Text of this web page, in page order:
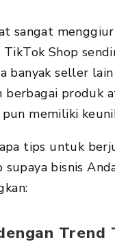
sangat
TikTok Shop
banyak seller
berbagai produk
memiliki
tips untuk
supaya bisnis
Trend